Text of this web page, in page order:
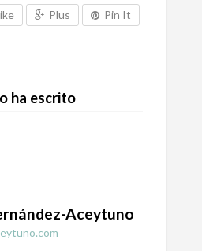
Plus
Pin It
ha escrito
Aceytuno